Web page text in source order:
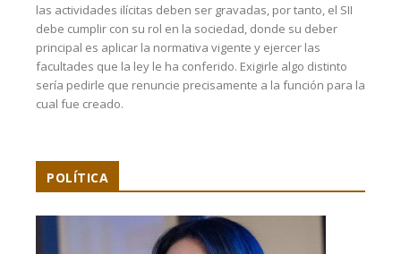
las actividades ilícitas deben ser gravadas, por tanto, el SII
debe cumplir con su rol en la sociedad, donde su deber
principal es aplicar la normativa vigente y ejercer las
facultades que la ley le ha conferido. Exigirle algo distinto
sería pedirle que renuncie precisamente a la función para la
cual fue creado.
POLÍTICA